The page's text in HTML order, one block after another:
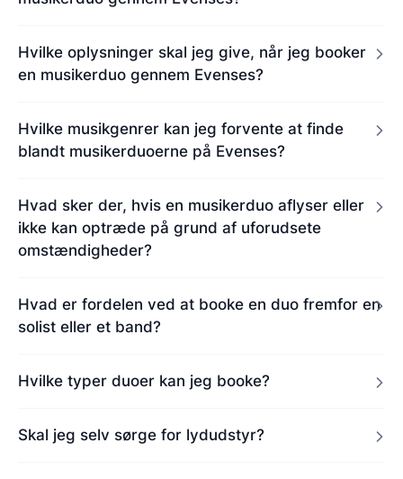
Hvilke oplysninger skal jeg give, når jeg booker
en musikerduo gennem Evenses?
Hvilke musikgenrer kan jeg forvente at finde
blandt musikerduoerne på Evenses?
Hvad sker der, hvis en musikerduo aflyser eller
ikke kan optræde på grund af uforudsete
omstændigheder?
Hvad er fordelen ved at booke en duo fremfor en
solist eller et band?
Hvilke typer duoer kan jeg booke?
Skal jeg selv sørge for lydudstyr?